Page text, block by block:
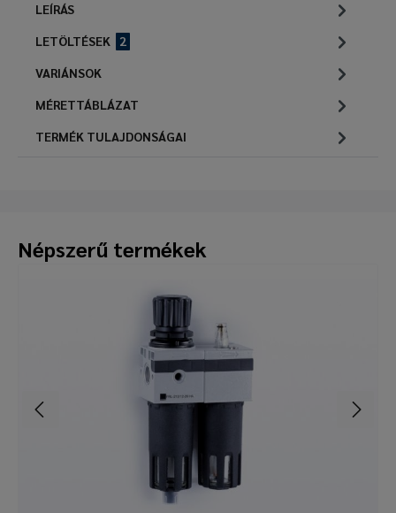
LEÍRÁS
LETÖLTÉSEK
2
VARIÁNSOK
MÉRETTÁBLÁZAT
TERMÉK TULAJDONSÁGAI
Népszerű termékek